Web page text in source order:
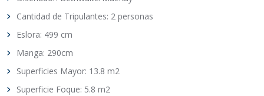
Cantidad de Tripulantes: 2 personas
Eslora: 499 cm
Manga: 290cm
Superficies Mayor: 13.8 m2
Superficie Foque: 5.8 m2